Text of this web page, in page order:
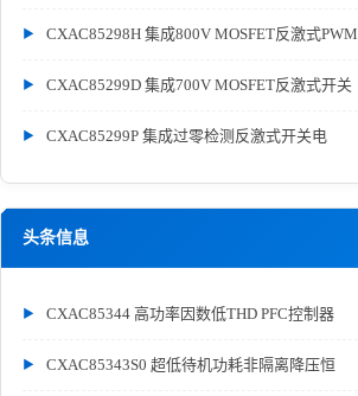
CXAC85298H 集成800V MOSFET反激式PWM
CXAC85299D 集成700V MOSFET反激式开关
CXAC85299P 集成过零检测反激式开关电
头条信息
CXAC85344 高功率因数低THD PFC控制器
CXAC85343S0 超低待机功耗非隔离降压恒